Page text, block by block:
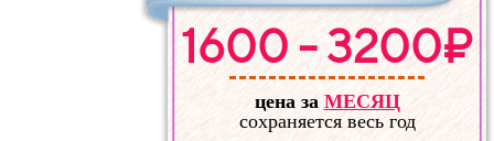
1600 - 3200₽
цена заМЕСЯЦ
сохраняется весь год